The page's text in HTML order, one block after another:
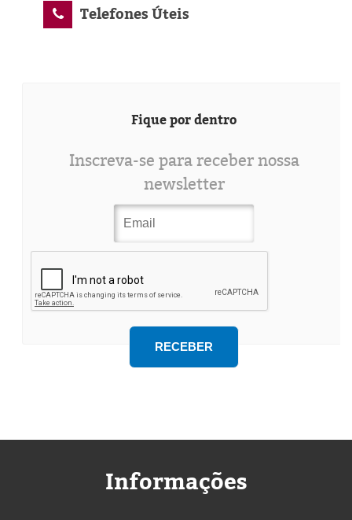
Telefones Úteis
Fique por dentro
Inscreva-se para receber nossa
newsletter
Informações